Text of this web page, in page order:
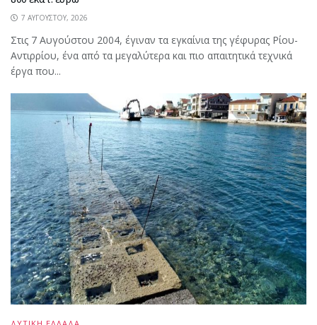
7 ΑΥΓΟΎΣΤΟΥ, 2026
Στις 7 Αυγούστου 2004, έγιναν τα εγκαίνια της γέφυρας Ρίου-
Αντιρρίου, ένα από τα μεγαλύτερα και πιο απαιτητικά τεχνικά
έργα που...